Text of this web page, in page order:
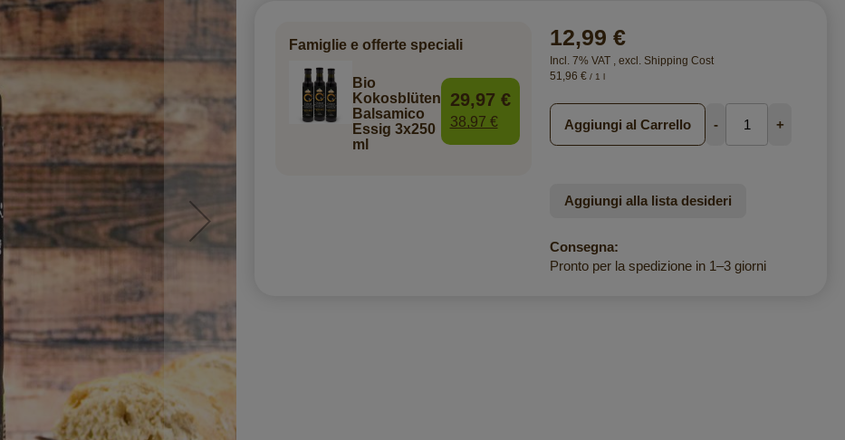
Famiglie e offerte speciali
Bio
Kokosblüten
Balsamico
Essig 3x250
ml
29,97 €
38,97 €
12,99 €
Incl. 7% VAT excl. Shipping Cost
51,96 € / 1 l
Aggiungi al Carrello - +
Aggiungi alla lista desideri
Consegna:
Pronto per la spedizione in 1–3 giorni